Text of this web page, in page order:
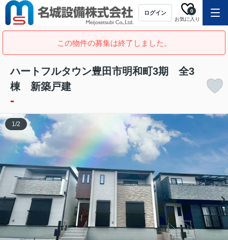
ログイン
お気に入り
0
この物件の募集は終了しました。
ハートフルタウン豊田市明和町3期 全3
棟 新築戸建
-
1/2